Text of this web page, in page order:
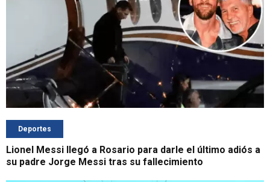
Deportes
Lionel Messi llegó a Rosario para darle el último adiós a
su padre Jorge Messi tras su fallecimiento